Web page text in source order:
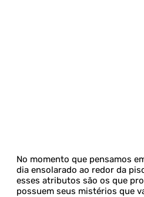
No momento que pensamos
dia ensolarado ao redor da
esses atributos são os que
possuem seus mistérios que